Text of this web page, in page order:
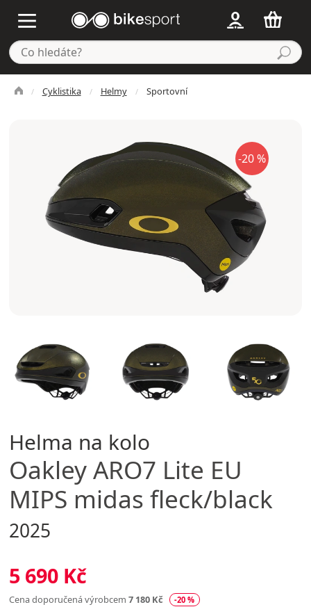
Cyklistika Helmy Sportovní
-20 %
Helma na kolo
OakleyARO7 Lite EU
MIPS midas fleck/black
2025
5 690 Kč
Cena doporučená výrobcem 7 180 Kč -20 %